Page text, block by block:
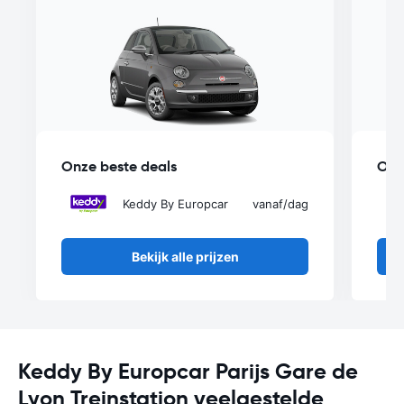
Onze beste deals
Keddy By Europcar vanaf/dag
Bekijk alle prijzen
Keddy By Europcar Parijs Gare de
Lyon Treinstation veelgestelde